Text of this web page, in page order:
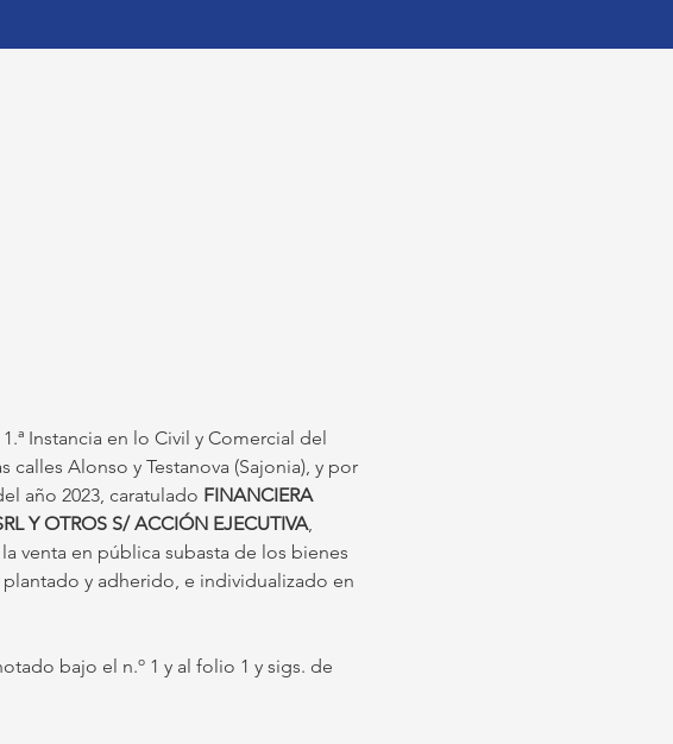
Instancia en lo Civil y Comercial del
Alonso y Testanova (Sajonia), y por
año 2023, caratulado FINANCIERA
Y OTROS S/ ACCIÓN EJECUTIVA,
venta en pública subasta de los bienes
y adherido, e individualizado en
bajo el n.º 1 y al folio 1 y sigs. de